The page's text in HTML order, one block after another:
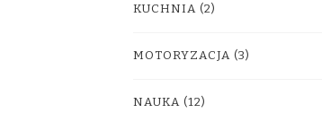
KUCHNIA (2)
MOTORYZACJA (3)
NAUKA (12)